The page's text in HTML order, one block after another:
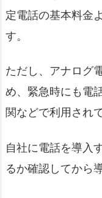
定電話の基本料金
す。
ただし、アナログ
め、緊急時にも電
関などで利用され
自社に電話を導入
るか確認してから